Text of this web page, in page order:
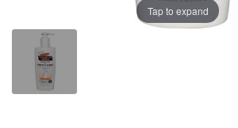
Tap to expand